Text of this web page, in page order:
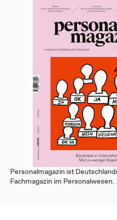
Personalmagazin ist
Fachmagazin im Personalwesen.